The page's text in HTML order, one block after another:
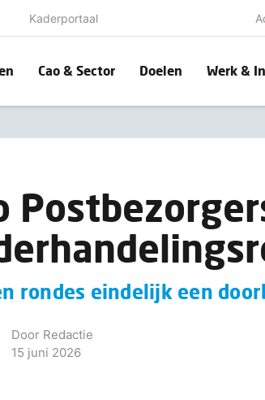
Kaderportaal
Cao & Sector Doelen Werk &
rondes eindelijk een
Door Redactie
15 juni 2026